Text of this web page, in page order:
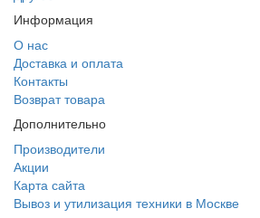
Информация
О нас
Доставка и оплата
Контакты
Возврат товара
Дополнительно
Производители
Акции
Карта сайта
Вывоз и утилизация техники в Москве